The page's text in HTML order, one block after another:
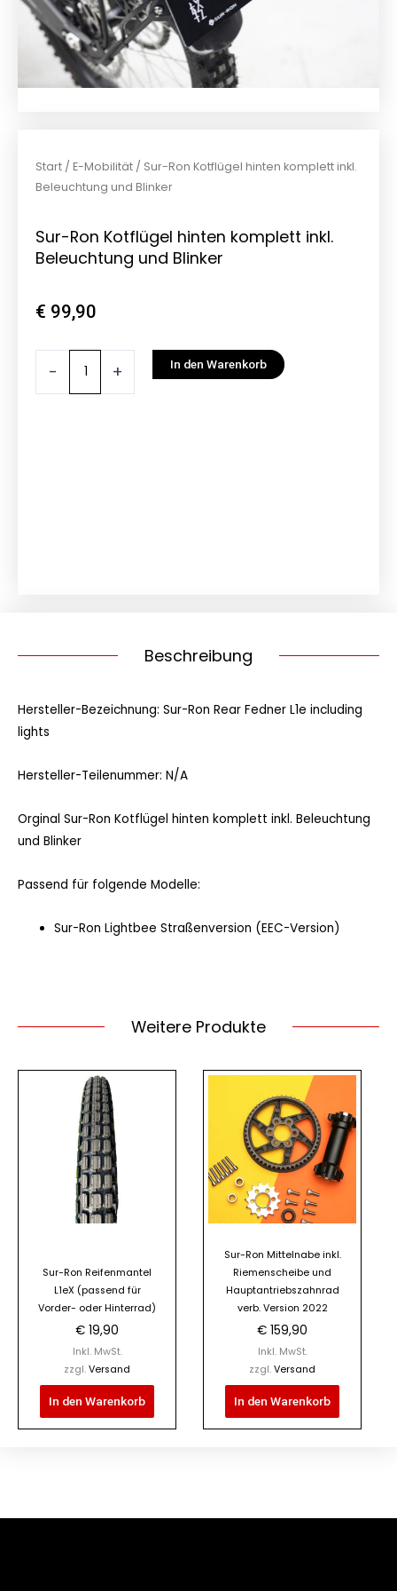
Start / E-Mobilität / Sur-Ron Kotflügel hinten komplett inkl.
Beleuchtung und Blinker
Sur-Ron Kotflügel hinten komplett inkl.
Beleuchtung und Blinker
€ 99,90
- + In den Warenkorb
Beschreibung
Hersteller-Bezeichnung: Sur-Ron Rear Fedner L1e including
lights
Hersteller-Teilenummer: N/A
Orginal Sur-Ron Kotflügel hinten komplett inkl. Beleuchtung
und Blinker
Passend für folgende Modelle:
Sur-Ron Lightbee Straßenversion (EEC-Version)
Weitere Produkte
Sur-Ron Reifenmantel
L1eX (passend für
Vorder- oder Hinterrad)
€ 19,90
Inkl. MwSt.
zzgl. Versand
In den Warenkorb
Sur-Ron Mittelnabe inkl.
Riemenscheibe und
Hauptantriebszahnrad
verb. Version 2022
€ 159,90
Inkl. MwSt.
zzgl. Versand
In den Warenkorb